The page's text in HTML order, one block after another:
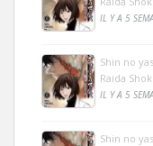
IL Y A 5
Shin no
Raida
IL Y A 5
Shin no